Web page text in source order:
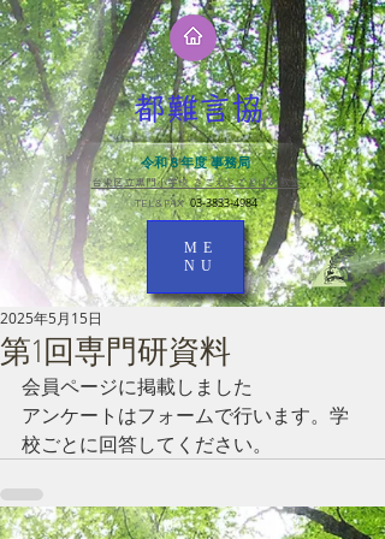
都難言協
ME
NU
令和８年度 事務局
台東区立黒門小学校 きこえとことばの教室​
TEL＆FAX03-3833-4984
第1回専門研資料
2025年5月15日
会員ページに掲載しました
アンケートはフォームで行います。学
校ごとに回答してください。